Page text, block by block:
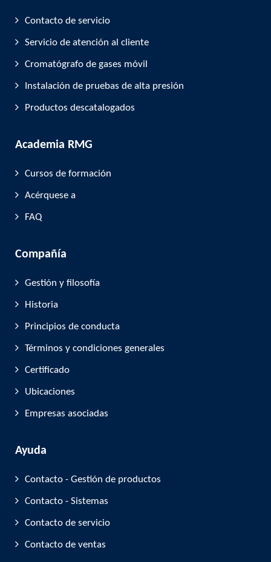
Contacto de servicio
Servicio de atención al cliente
Cromatógrafo de gases móvil
Instalación de pruebas de alta presión
Productos descatalogados
Academia RMG
Cursos de formación
Acérquese a
FAQ
Compañía
Gestión y filosofía
Historia
Principios de conducta
Términos y condiciones generales
Certificado
Ubicaciones
Empresas asociadas
Ayuda
Contacto - Gestión de productos
Contacto - Sistemas
Contacto de servicio
Contacto de ventas